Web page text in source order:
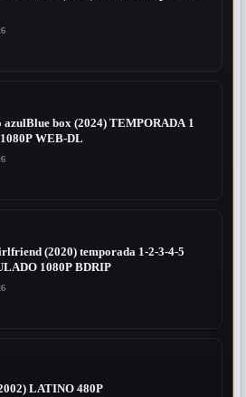
azulBlue box (2024) TEMPORADA 1
WEB-DL
(2020) temporada 1-2-3-4-5
1080P BDRIP
LATINO 480P